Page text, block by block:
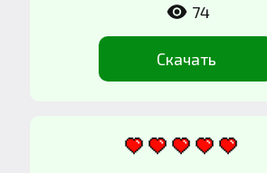
Скачать
74